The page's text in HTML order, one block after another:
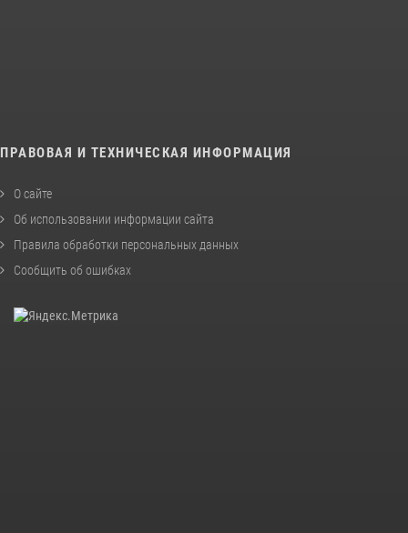
ПРАВОВАЯ И ТЕХНИЧЕСКАЯ ИНФОРМАЦИЯ
О сайте
Об использовании информации сайта
Правила обработки персональных данных
Сообщить об ошибках